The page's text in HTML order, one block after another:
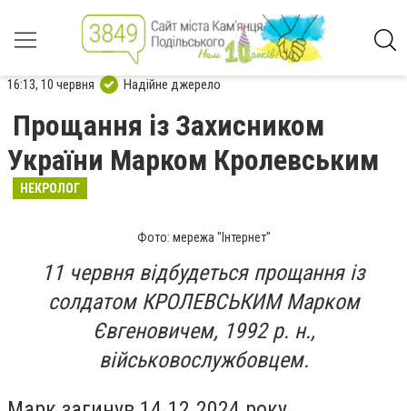
16:13, 10 червня Надійне джерело
Прощання із Захисником
України Марком Кролевським
НЕКРОЛОГ
Фото: мережа "Інтернет"
11 червня відбудеться прощання із
солдатом КРОЛЕВСЬКИМ Марком
Євгеновичем, 1992 р. н.,
військовослужбовцем.